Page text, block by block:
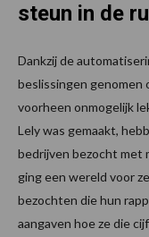
steun in de
Dankzij de
beslissingen
voorheen onmogelijk
Lely was gemaakt,
bedrijven bezocht met
ging een wereld voor
bezochten die hun
aangaven hoe ze die